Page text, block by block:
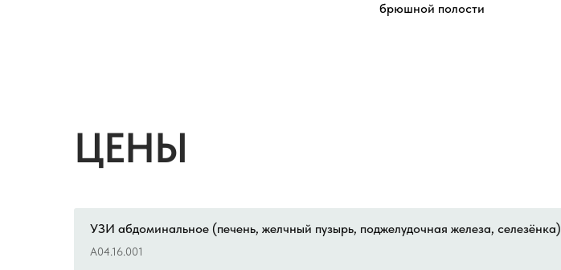
брюшной полости
ЦЕНЫ
УЗИ абдоминальное (печень, желчный пузырь, поджелудочная железа, селезёнка)
A04.16.001